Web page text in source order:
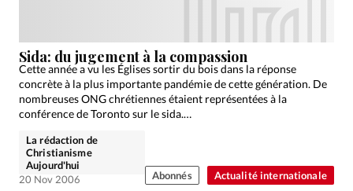
Actualité internationale
Sida: du jugement à la compassion
Cette année a vu les Églises sortir du bois dans la réponse
concrète à la plus importante pandémie de cette génération. De
nombreuses ONG chrétiennes étaient représentées à la
conférence de Toronto sur le sida.…
La rédaction de
Christianisme
Aujourd'hui
20 Nov 2006
Abonnés